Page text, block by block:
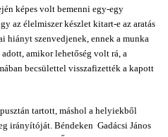
képes volt bemenni egy-egy
az élelmiszer készlet kitart-e az aratás
hiányt szenvedjenek, ennek a munka
amikor lehetőség volt rá, a
becsülettel visszafizették a kapott
tartott, máshol a helyiekből
irányítóját. Béndeken Gadácsi János